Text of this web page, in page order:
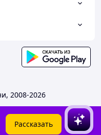
2008-2026
Рассказать